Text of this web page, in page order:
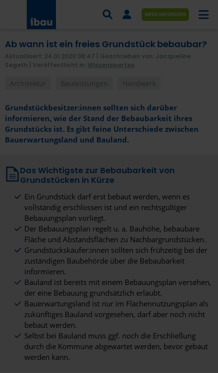
AUFTRÄGE NACH BRANCHE
AUFTRÄGE NACH ORT
AKADEMIE
ÜBER UNS
INFOS ANFORDERN
Ab wann ist ein freies Grundstück bebaubar?
Aktualisiert: 24.01.2020 08:47
| Geschrieben von: Jacqueline
Segeth |
Veröffentlicht in: Wissenswertes
Architektur Bauleistungen Handwerk
Grundstückbesitzer:innen sollten sich darüber
informieren, wie der Stand der Bebaubarkeit ihres
Grundstücks ist. Es gibt feine Unterschiede zwischen
Bauerwartungsland und Bauland.
Das Wichtigste zur Bebaubarkeit von
Grundstücken in Kürze
Ein Grundstück darf erst bebaut werden, wenn es
vollständig erschlossen ist und ein rechtsgültiger
Bebauungsplan vorliegt.
Der Bebauungsplan regelt u. a. Bauhöhe, bebaubare
Fläche und Abstandsflächen zu Nachbargrundstücken.
Grundstückskäufer:innen sollten sich frühzeitig bei der
zuständigen Baubehörde über die Bebaubarkeit
informieren.
Bauland ist bereits mit einem Bebauungsplan versehen,
der eine Bebauung grundsätzlich erlaubt.
Bauerwartungsland ist nur im Flächennutzungsplan als
zukünftiges Bauland vorgesehen, darf aber noch nicht
bebaut werden.
Selbst bei Bauland muss ggf. noch die Erschließung
durch die Kommune abgewartet werden, bevor gebaut
werden kann.